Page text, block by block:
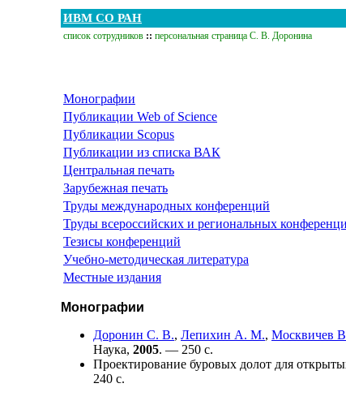
ИВМ СО РАН
список сотрудников :: персональная страница С. В. Доронина
Монографии
Публикации Web of Science
Публикации Scopus
Публикации из списка ВАК
Центральная печать
Зарубежная печать
Труды международных конференций
Труды всероссийских и региональных
Тезисы конференций
Учебно-методическая литература
Местные издания
Монографии
Доронин С. В., Лепихин А. М., Москвичев
Наука, 2005. — 250 с.
Проектирование буровых долот для
240 с.